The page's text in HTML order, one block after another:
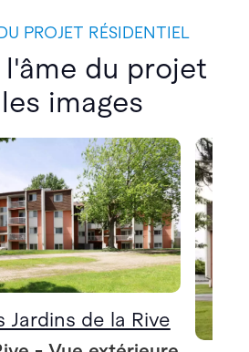
PROJET RÉSIDENTIEL
du projet
images
Jardins de la Rive